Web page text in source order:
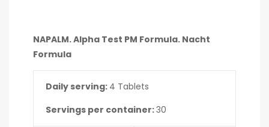
NAPALM. Alpha Test PM Formula. Nacht
Formula
Daily serving: 4 Tablets
Servings per container:30